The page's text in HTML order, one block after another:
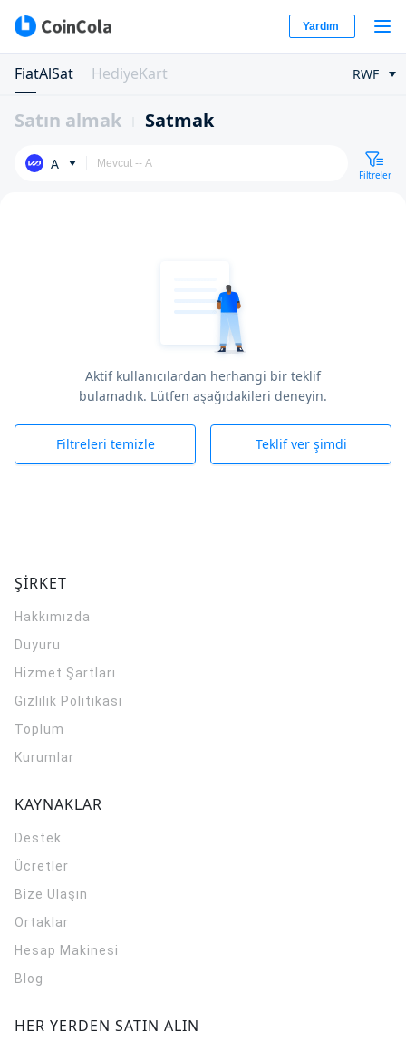
Yardım
FiatAlSat HediyeKart RWF
Satın almak Satmak
A
Filtreler
Aktif kullanıcılardan herhangi bir teklif
bulamadık. Lütfen aşağıdakileri deneyin.
Filtreleri temizle Teklif ver şimdi
ŞİRKET
Hakkımızda
Duyuru
Hizmet Şartları
Gizlilik Politikası
Toplum
Kurumlar
KAYNAKLAR
Destek
Ücretler
Bize Ulaşın
Ortaklar
Hesap Makinesi
Blog
HER YERDEN SATIN ALIN